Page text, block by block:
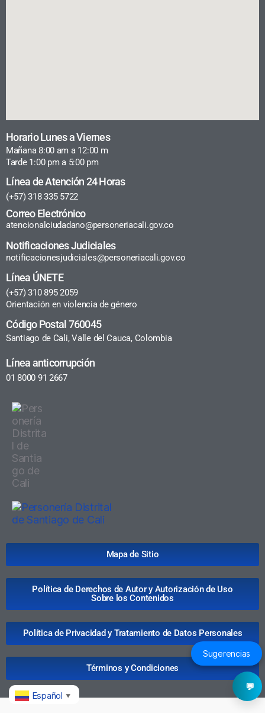
Horario Lunes a Viernes
Mañana 8:00 am a 12:00 m
Tarde 1:00 pm a 5:00 pm
Línea de Atención 24 Horas
(+57) 318 335 5722
Correo Electrónico
atencionalciudadano@personeriacali.gov.co
Notificaciones Judiciales
notificacionesjudiciales@personeriacali.gov.co
Línea ÚNETE
(+57) 310 895 2059
Orientación en violencia de género
Código Postal 760045
Santiago de Cali, Valle del Cauca, Colombia
Línea anticorrupción
01 8000 91 2667
Mapa de Sitio
Política de Derechos de Autor y Autorización de Uso
Sobre los Contenidos
Política de Privacidad y Tratamiento de Datos Personales
Términos y Condiciones
Español ▼
Sugerencias
💬